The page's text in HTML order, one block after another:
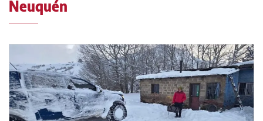
Neuquén